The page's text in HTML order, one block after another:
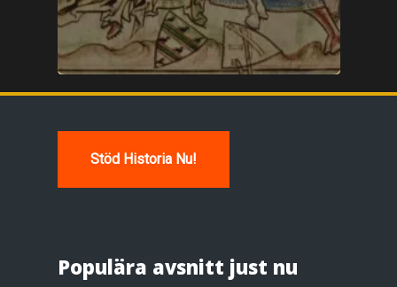
Stöd Historia Nu!
Populära avsnitt just nu